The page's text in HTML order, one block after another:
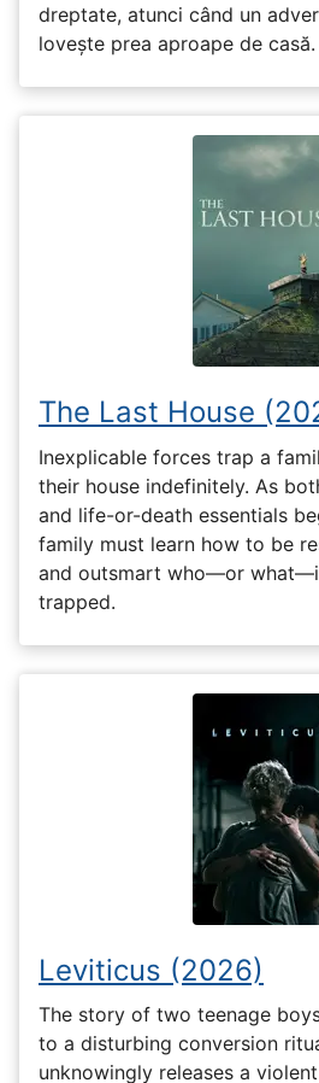
dreptate, atunci când un
lovește prea aproape de casă.
The Last House
Inexplicable forces trap a
their house indefinitely. As
and life-or-death essentials
family must learn how to be
and outsmart who—or
trapped.
Leviticus (2026)
The story of two teenage
to a disturbing conversion
unknowingly releases a